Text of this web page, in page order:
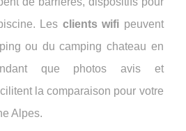
Les clients wifi peuvent
ou du camping chateau en
que photos avis et
la comparaison pour votre
Alpes.